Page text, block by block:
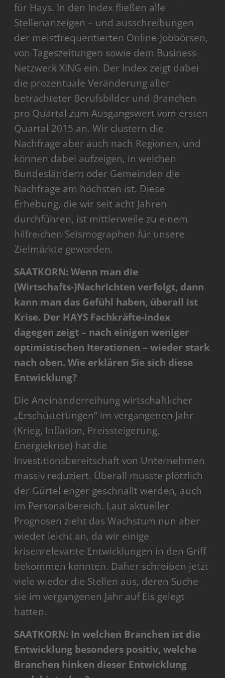
für Hays. In den Index fließen alle
Stellenanzeigen – und ausschreibungen
der meistfrequentierten Online-Jobbörsen,
von Tageszeitungen sowie dem Business-
Netzwerk XING ein. Der Index zeigt dabei
die prozentuale Veränderung aller
betrachteter Berufsbilder und Branchen
pro Quartal zum Ausgangswert vom ersten
Quartal 2015 an. Wir clustern die
Nachfrage aber auch nach Regionen, und
können dabei aufzeigen, in welchen
Bundesländern oder Gemeinden die
Nachfrage am höchsten ist. Diese
Erhebung, die wir seit acht Jahren
durchführen, ist mittlerweile zu einem
hilfreichen Seismographen für unsere
Zielmärkte geworden.
SAATKORN: Wenn man die
(Wirtschafts-)Nachrichten verfolgt, dann
kann man das Gefühl haben, überall ist
Krise. Der HAYS Fachkräfte-index
dagegen zeigt – nach einigen weniger
optimistischen Iterationen – wieder stark
nach oben. Wie erklären Sie sich diese
Entwicklung?
Die Aneinanderreihung wirtschaftlicher
„Erschütterungen“ im vergangenen Jahr
(Krieg, Inflation, Preissteigerung,
Energiekrise) hat die
Investitionsbereitschaft von Unternehmen
massiv reduziert. Überall musste plötzlich
der Gürtel enger geschnallt werden, auch
im Personalbereich. Laut aktueller
Prognosen zieht das Wachstum nun aber
wieder leicht an, da wir einige
krisenrelevante Entwicklungen in den Griff
bekommen konnten. Daher schreiben jetzt
viele wieder die Stellen aus, deren Suche
sie im vergangenen Jahr auf Eis gelegt
hatten.
SAATKORN: In welchen Branchen ist die
Entwicklung besonders positiv, welche
Branchen hinken dieser Entwicklung